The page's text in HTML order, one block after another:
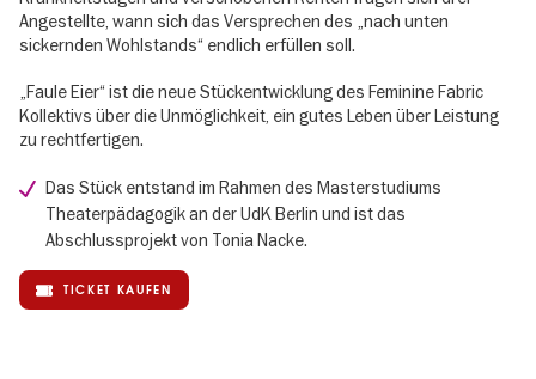
Angestellte, wann sich das Versprechen des „nach unten
sickernden Wohlstands“ endlich erfüllen soll.
„Faule Eier“ ist die neue Stückentwicklung des Feminine Fabric
Kollektivs über die Unmöglichkeit, ein gutes Leben über Leistung
zu rechtfertigen.
Das Stück entstand im Rahmen des Masterstudiums
Theaterpädagogik an der UdK Berlin und ist das
Abschlussprojekt von Tonia Nacke.
TICKET KAUFEN